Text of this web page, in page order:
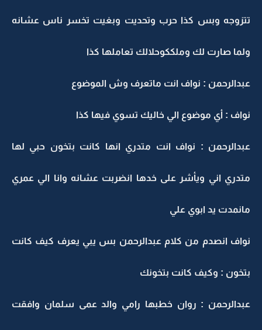
تتزوجه وبس كذا حرب وتحديت وبغيت تخسر ناس عشانه
ولما صارت لك وملككوحلالك تعاملها كذا
عبدالرحمن : نواف انت ماتعرف وش الموضوع
نواف : أي موضوع الي خاليك تسوي فيها كذا
عبدالرحمن : نواف انت متدري انها كانت بتخون حبي لها
متدري اني ويأشر على خدها انضربت عشانه وانا الي عمري
مانمدت يد ابوي علي
نواف انصدم من كلام عبدالرحمن بس يبي يعرف كيف كانت
بتخون : وكيف كانت بتخونك
عبدالرحمن : روان خطبها رامي والد عمى سلمان وافقت